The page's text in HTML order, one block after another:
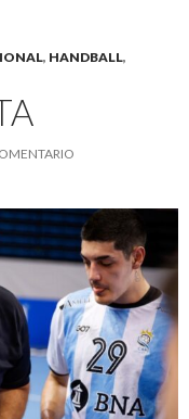
, HANDBALL,